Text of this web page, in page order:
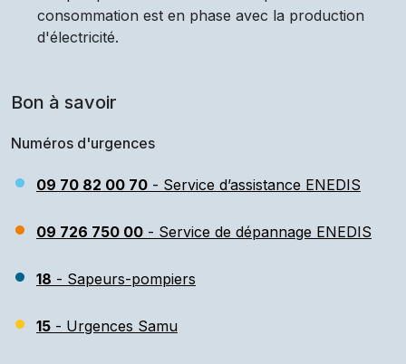
consommation est en phase avec la production
d'électricité.
Bon à savoir
Numéros d'urgences
09 70 82 00 70 - Service d’assistance ENEDIS
09 726 750 00 - Service de dépannage ENEDIS
18 - Sapeurs-pompiers
15 - Urgences Samu